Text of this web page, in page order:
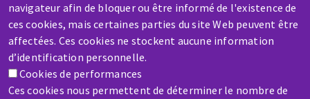
navigateur afin de bloquer ou être informé de l'existence de
ces cookies, mais certaines parties du site Web peuvent être
affectées. Ces cookies ne stockent aucune information
d’identification personnelle.
Cookies de performances
Ces cookies nous permettent de déterminer le nombre de
Contactez-nous